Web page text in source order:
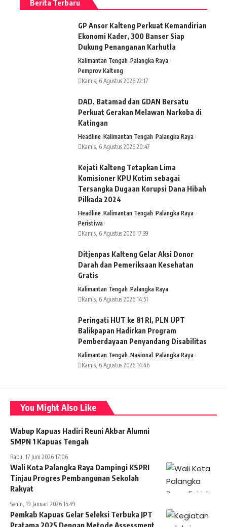
Berita Terbaru
GP Ansor Kalteng Perkuat Kemandirian
Ekonomi Kader, 300 Banser Siap
Dukung Penanganan Karhutla
Kalimantan Tengah Palangka Raya
Pemprov Kalteng
Kamis, 6 Agustus 2026 22:17
DAD, Batamad dan GDAN Bersatu
Perkuat Gerakan Melawan Narkoba di
Katingan
Headline Kalimantan Tengah Palangka Raya
Kamis, 6 Agustus 2026 20:47
Kejati Kalteng Tetapkan Lima
Komisioner KPU Kotim sebagai
Tersangka Dugaan Korupsi Dana Hibah
Pilkada 2024
Headline Kalimantan Tengah Palangka Raya
Peristiwa
Kamis, 6 Agustus 2026 17:39
Ditjenpas Kalteng Gelar Aksi Donor
Darah dan Pemeriksaan Kesehatan
Gratis
Kalimantan Tengah Palangka Raya
Kamis, 6 Agustus 2026 14:51
Peringati HUT ke 81 RI, PLN UPT
Balikpapan Hadirkan Program
Pemberdayaan Penyandang Disabilitas
Kalimantan Tengah Nasional Palangka Raya
Kamis, 6 Agustus 2026 14:46
You Might Also Like
Wabup Kapuas Hadiri Reuni Akbar Alumni
SMPN 1 Kapuas Tengah
Rabu, 17 Juni 2026 17:06
Wali Kota Palangka Raya Dampingi KSPRI
Tinjau Progres Pembangunan Sekolah
Rakyat
Senin, 19 Januari 2026 15:49
Pemkab Kapuas Gelar Seleksi Terbuka JPT
Pratama 2025 Dengan Metode Assessment